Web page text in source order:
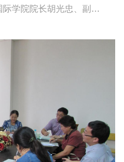
学院院长胡光忠、副院
及全院学生100多人参加
动负责人孙全俊同学主
语角自国际学院创办以
动主要由两部分内容组
观看视频，主题讨论，